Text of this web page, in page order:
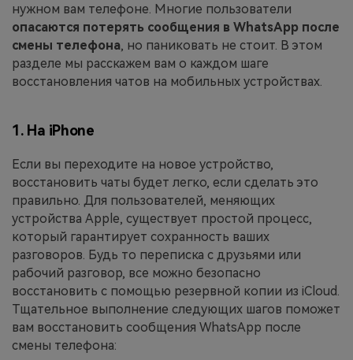
нужном вам телефоне. Многие пользователи
опасаются потерять сообщения в WhatsApp после
смены телефона, но паниковать не стоит. В этом
разделе мы расскажем вам о каждом шаге
восстановления чатов на мобильных устройствах.
1. На iPhone
Если вы переходите на новое устройство,
восстановить чаты будет легко, если сделать это
правильно. Для пользователей, меняющих
устройства Apple, существует простой процесс,
который гарантирует сохранность ваших
разговоров. Будь то переписка с друзьями или
рабочий разговор, все можно безопасно
восстановить с помощью резервной копии из iCloud.
Тщательное выполнение следующих шагов поможет
вам восстановить сообщения WhatsApp после
смены телефона: